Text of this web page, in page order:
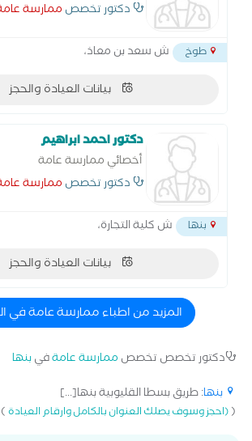
دكتور تخصص ممارسة
طوخ ش سعد بن معاذ،
بيانات العيادة والحجز
دكتور احمد ابراهيم
أخصائي ممارسة عامة
دكتور تخصص ممارسة
بنها ش كلية التجارة،
بيانات العيادة والحجز
المزيد من اطباء ممارسة عامة في
دكتور تخصص تخصص ممارسة عامةفيبنها
بنها: طريق بسطا القليوبية بنها[...]
((احجز وسوف يصلك العنوان بالكامل وارقام العيادة)